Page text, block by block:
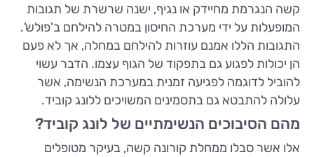
קשה הנגרמת מחיידק או נגיף, ישנה שרשרת של תגובות
המופעלות על ידי מערכת החיסון במטרה להילחם ב'פולש'.
התגובות הללו אמנם עוזרות להילחם במחלה, אך לא פעם
הן יכולות לפגוע גם בתפקוד של הגוף עצמו. הדבר עשוי
להוביל לדוגמה לפגיעה זמנית במערכת הנשימה, אשר
עלולה להתבטא גם בתסמינים המשויכים ללונג קוביד.
מהם הסיבוכים הנשימתיים של לונג קוביד?
אלו אשר סבלו ממחלת קורונה קשה, בעיקר מטופלים